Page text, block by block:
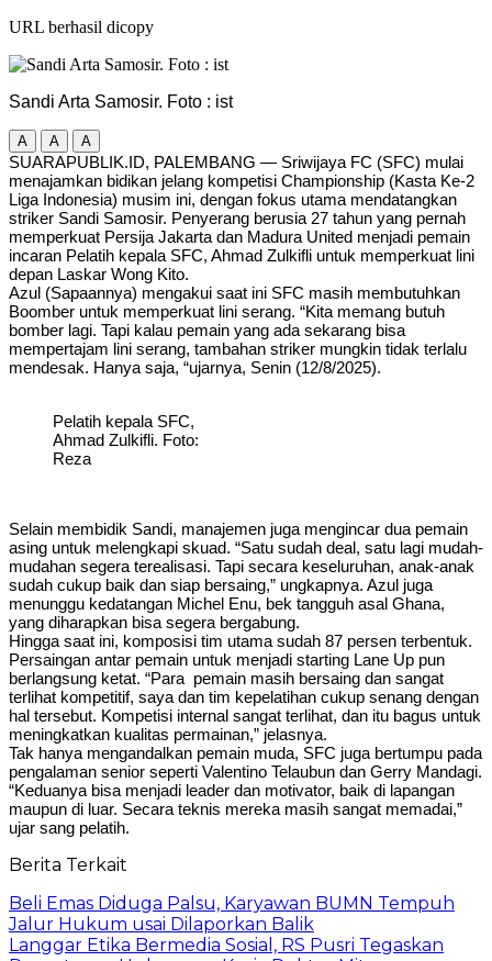
URL berhasil dicopy
Sandi Arta Samosir. Foto : ist
A A A
SUARAPUBLIK.ID, PALEMBANG — Sriwijaya FC (SFC) mulai
menajamkan bidikan jelang kompetisi Championship (Kasta Ke-2
Liga Indonesia) musim ini, dengan fokus utama mendatangkan
striker Sandi Samosir. Penyerang berusia 27 tahun yang pernah
memperkuat Persija Jakarta dan Madura United menjadi pemain
incaran Pelatih kepala SFC, Ahmad Zulkifli untuk memperkuat lini
depan Laskar Wong Kito.
Azul (Sapaannya) mengakui saat ini SFC masih membutuhkan
Boomber untuk memperkuat lini serang. “Kita memang butuh
bomber lagi. Tapi kalau pemain yang ada sekarang bisa
mempertajam lini serang, tambahan striker mungkin tidak terlalu
mendesak. Hanya saja, “ujarnya, Senin (12/8/2025).
Pelatih kepala SFC,
Ahmad Zulkifli. Foto:
Reza
Selain membidik Sandi, manajemen juga mengincar dua pemain
asing untuk melengkapi skuad. “Satu sudah deal, satu lagi mudah-
mudahan segera terealisasi. Tapi secara keseluruhan, anak-anak
sudah cukup baik dan siap bersaing,” ungkapnya. Azul juga
menunggu kedatangan Michel Enu, bek tangguh asal Ghana,
yang diharapkan bisa segera bergabung.
Hingga saat ini, komposisi tim utama sudah 87 persen terbentuk.
Persaingan antar pemain untuk menjadi starting Lane Up pun
berlangsung ketat. “Para pemain masih bersaing dan sangat
terlihat kompetitif, saya dan tim kepelatihan cukup senang dengan
hal tersebut. Kompetisi internal sangat terlihat, dan itu bagus untuk
meningkatkan kualitas permainan,” jelasnya.
Tak hanya mengandalkan pemain muda, SFC juga bertumpu pada
pengalaman senior seperti Valentino Telaubun dan Gerry Mandagi.
“Keduanya bisa menjadi leader dan motivator, baik di lapangan
maupun di luar. Secara teknis mereka masih sangat memadai,”
ujar sang pelatih.
Berita Terkait
Beli Emas Diduga Palsu, Karyawan BUMN Tempuh
Jalur Hukum usai Dilaporkan Balik
Langgar Etika Bermedia Sosial, RS Pusri Tegaskan